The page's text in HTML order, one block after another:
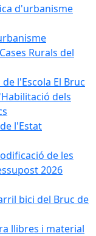
d'urbanisme
Rurals del
l'Escola El Bruc
dels
l'Estat
de les
2026
bici del Bruc de
llibres i material